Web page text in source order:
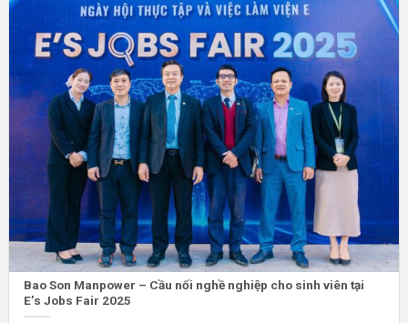
Bao Son Manpower – Cầu nối nghề nghiệp cho sinh viên tại
E’s Jobs Fair 2025